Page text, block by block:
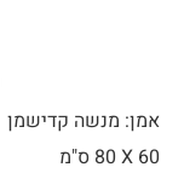
אמן: מנשה קדישמן
60 X